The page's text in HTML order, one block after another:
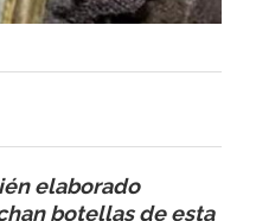
elaborado
botellas de esta